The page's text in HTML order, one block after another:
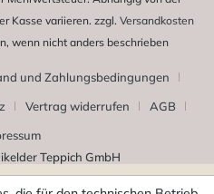
Kasse variieren. zzgl. Versandkosten
wenn nicht anders beschrieben
und Zahlungsbedingungen
Vertrag widerrufen
AGB
Teppich GmbH